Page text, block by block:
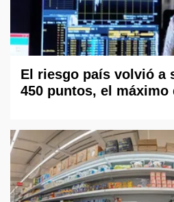
El riesgo país volvió a
450 puntos, el máximo